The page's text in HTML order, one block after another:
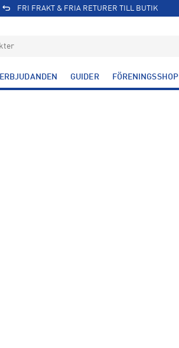
FRI FRAKT & FRIA RETURER TILL BUTIK
ERBJUDANDEN GUIDER FÖRENINGSSHOP